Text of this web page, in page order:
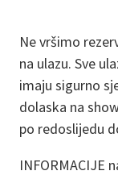
Ne vršimo
na ulazu. Sve
imaju sigurno
dolaska na
po redoslijedu
INFORMACIJE